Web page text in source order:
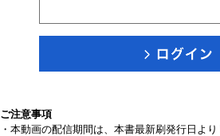
ご注意事項
・本動画の配信期間は、本書最新刷発行日よ